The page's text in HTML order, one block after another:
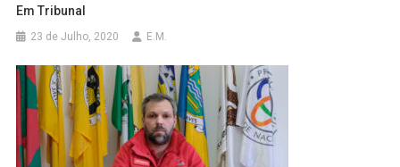
Em Tribunal
23 de Julho, 2020 E.M.